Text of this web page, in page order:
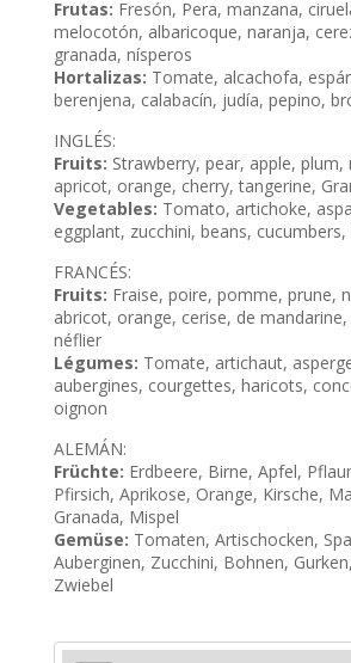
Frutas: Fresón, Pera, manzana,
melocotón, albaricoque, naranja,
granada, nísperos
Hortalizas: Tomate, alcachofa,
berenjena, calabacín, judía, pepino,
INGLÉS:
Fruits: Strawberry, pear, apple, plum,
apricot, orange, cherry, tangerine,
Vegetables: Tomato, artichoke,
eggplant, zucchini, beans,
FRANCÉS:
Fruits: Fraise, poire, pomme, prune,
abricot, orange, cerise, de
néflier
Légumes: Tomate, artichaut,
aubergines, courgettes, haricots,
oignon
ALEMÁN:
Früchte: Erdbeere, Birne, Apfel,
Pfirsich, Aprikose, Orange, Kirsche,
Granada, Mispel
Gemüse: Tomaten, Artischocken,
Auberginen, Zucchini, Bohnen,
Zwiebel